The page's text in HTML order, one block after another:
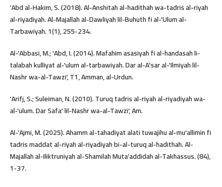
'Abd al-Hakim, S. (2018). Al-Anshitah al-hadithah wa-tadris al-riyah
al-riyadiyah. Al-Majallah al-Dawliyah lil-Buhuth fi al-'Ulum al-
Tarbawiyah. 1(1), 255-234.
Al-'Abbasi, M.; 'Abd, I. (2014). Mafahim asasiyah fi al-handasah li-
talabah kulliyat al-'ulum al-tarbawiyah. Dar al-A'sar al-'Ilmiyah lil-
Nashr wa-al-Tawzi', T1, Amman, al-Urdun.
'Arifj, S.; Suleiman, N. (2010). Turuq tadris al-riyah al-riyadiyah wa-
al-'ulum. Dar Safa' lil-Nashr wa-al-Tawzi', Am.
Al-'Ajmi, M. (2025). Ahamm al-tahadiyat alati tuwajihu al-mu'allimin fi
tadris maddat al-riyah al-riyadiyah bi-al-turuq al-hadithah. Al-
Majallah al-Iliktruniyah al-Shamilah Muta'addidah al-Takhassus. (84),
1-37.